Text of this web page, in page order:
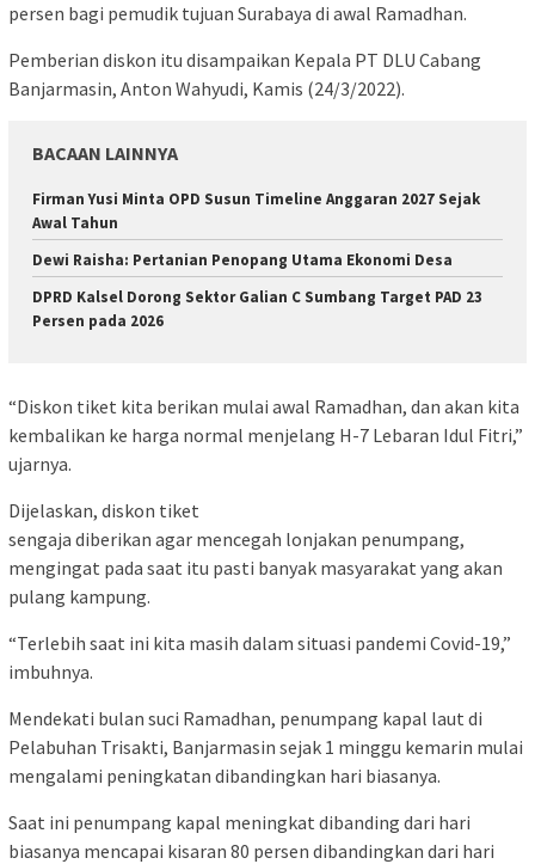
persen bagi pemudik tujuan Surabaya di awal Ramadhan.
Pemberian diskon itu disampaikan Kepala PT DLU Cabang
Banjarmasin, Anton Wahyudi, Kamis (24/3/2022).
BACAAN LAINNYA
Firman Yusi Minta OPD Susun Timeline Anggaran 2027 Sejak
Awal Tahun
Dewi Raisha: Pertanian Penopang Utama Ekonomi Desa
DPRD Kalsel Dorong Sektor Galian C Sumbang Target PAD 23
Persen pada 2026
“Diskon tiket kita berikan mulai awal Ramadhan, dan akan kita
kembalikan ke harga normal menjelang H-7 Lebaran Idul Fitri,”
ujarnya.
Dijelaskan, diskon tiket
sengaja diberikan agar mencegah lonjakan penumpang,
mengingat pada saat itu pasti banyak masyarakat yang akan
pulang kampung.
“Terlebih saat ini kita masih dalam situasi pandemi Covid-19,”
imbuhnya.
Mendekati bulan suci Ramadhan, penumpang kapal laut di
Pelabuhan Trisakti, Banjarmasin sejak 1 minggu kemarin mulai
mengalami peningkatan dibandingkan hari biasanya.
Saat ini penumpang kapal meningkat dibanding dari hari
biasanya mencapai kisaran 80 persen dibandingkan dari hari